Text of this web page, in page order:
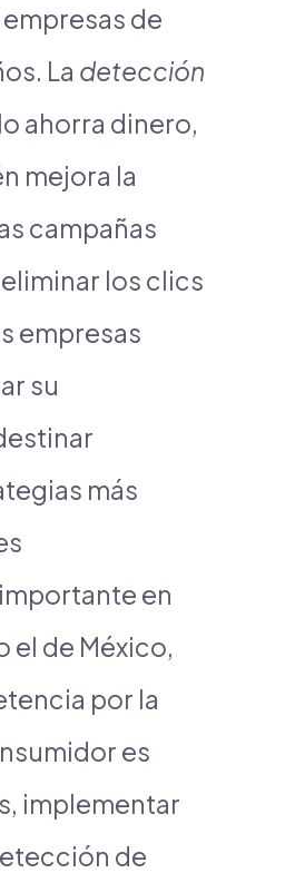
de
La detección
ahorra dinero,
mejora la
campañas
los clics
empresas
su
más
en
el de México,
por la
es
implementar
de